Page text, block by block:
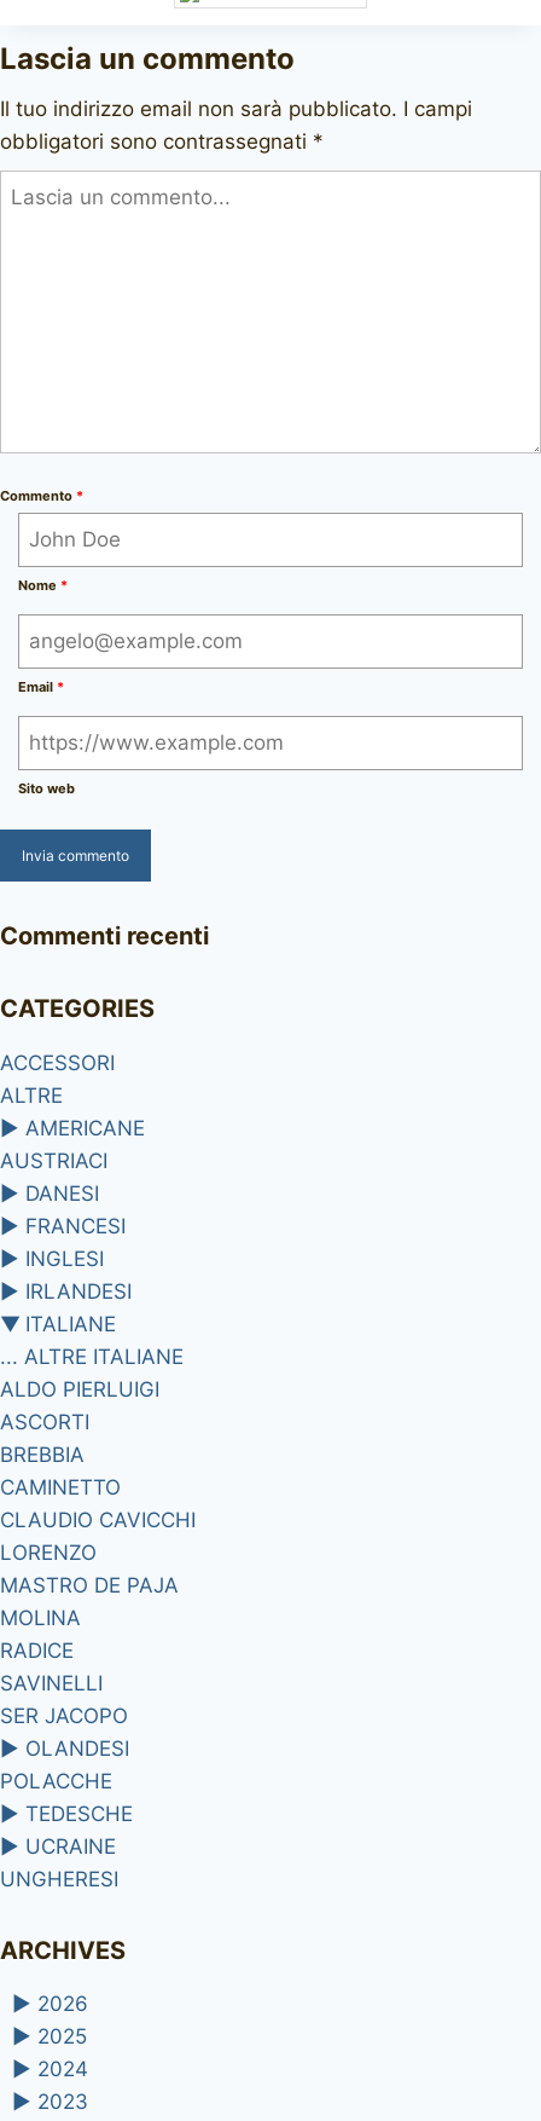
Lascia un commento
Il tuo indirizzo email non sarà pubblicato. I campi
obbligatori sono contrassegnati *
Commento *
Nome *
Email *
Sito web
Commenti recenti
CATEGORIES
ACCESSORI
ALTRE
► AMERICANE
AUSTRIACI
► DANESI
► FRANCESI
► INGLESI
► IRLANDESI
▼ ITALIANE
... ALTRE ITALIANE
ALDO PIERLUIGI
ASCORTI
BREBBIA
CAMINETTO
CLAUDIO CAVICCHI
LORENZO
MASTRO DE PAJA
MOLINA
RADICE
SAVINELLI
SER JACOPO
► OLANDESI
POLACCHE
► TEDESCHE
► UCRAINE
UNGHERESI
ARCHIVES
► 2026
► 2025
► 2024
► 2023